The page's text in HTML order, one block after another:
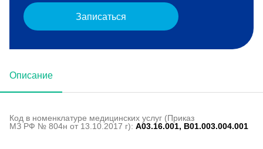
Описание
Код в номенклатуре медицинских услуг (Приказ
МЗ РФ № 804н от 13.10.2017 г): A03.16.001, B01.003.004.001
Записаться